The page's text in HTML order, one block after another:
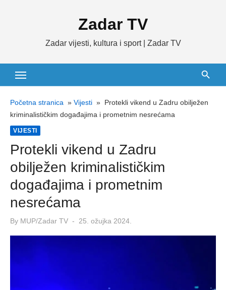
Zadar TV
Zadar vijesti, kultura i sport | Zadar TV
Početna stranica » Vijesti » Protekli vikend u Zadru obilježen
kriminalističkim događajima i prometnim nesrećama
VIJESTI
Protekli vikend u Zadru
obilježen kriminalističkim
događajima i prometnim
nesrećama
By MUP/Zadar TV
Posted
25. ožujka 2024.